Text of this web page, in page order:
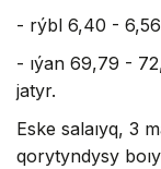
- rýbl 6,40 -
- ıýan 69,79 -
jatyr.
Eske salaıyq, 3
qorytyndysy